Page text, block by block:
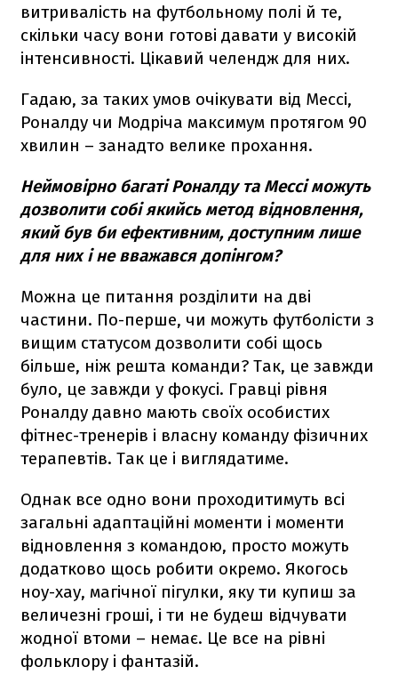
витривалість на футбольному полі й те,
скільки часу вони готові давати у високій
інтенсивності. Цікавий челендж для них.
Гадаю, за таких умов очікувати від Мессі,
Роналду чи Модріча максимум протягом 90
хвилин – занадто велике прохання.
Неймовірно багаті Роналду та Мессі можуть
дозволити собі якийсь метод відновлення,
який був би ефективним, доступним лише
для них і не вважався допінгом?
Можна це питання розділити на дві
частини. По-перше, чи можуть футболісти з
вищим статусом дозволити собі щось
більше, ніж решта команди? Так, це завжди
було, це завжди у фокусі. Гравці рівня
Роналду давно мають своїх особистих
фітнес-тренерів і власну команду фізичних
терапевтів. Так це і виглядатиме.
Однак все одно вони проходитимуть всі
загальні адаптаційні моменти і моменти
відновлення з командою, просто можуть
додатково щось робити окремо. Якогось
ноу-хау, магічної пігулки, яку ти купиш за
величезні гроші, і ти не будеш відчувати
жодної втоми – немає. Це все на рівні
фольклору і фантазій.